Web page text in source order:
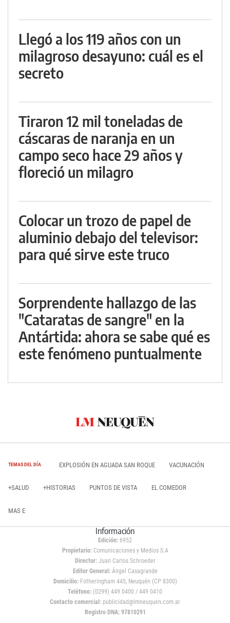
Llegó a los 119 años con un
milagroso desayuno: cuál es el
secreto
Tiraron 12 mil toneladas de
cáscaras de naranja en un
campo seco hace 29 años y
floreció un milagro
Colocar un trozo de papel de
aluminio debajo del televisor:
para qué sirve este truco
Sorprendente hallazgo de las
"Cataratas de sangre" en la
Antártida: ahora se sabe qué es
este fenómeno puntualmente
TEMAS DEL DÍA EXPLOSIÓN EN AGUADA SAN ROQUE VACUNACIÓN
+SALUD +HISTORIAS PUNTOS DE VISTA EL COMEDOR
MAS E
Información
Edición: 6952
Propietario:Comunicaciones y Medios S.A
Director: Juan Carlos Schroeder
Editor General:Ángel Casagrande
Domicilio:Fotheringham 445, Neuquén (CP 8300)
Teléfono: (0299) 449 0400 / 449 0410
Contacto comercial: publicidad@lmneuquen.com.ar
Registro DNA: 97810291